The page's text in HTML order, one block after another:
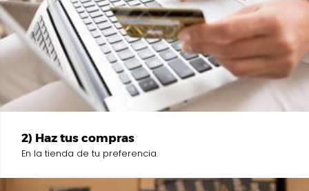
2) Haz tus compras
En la tienda de tu preferencia.